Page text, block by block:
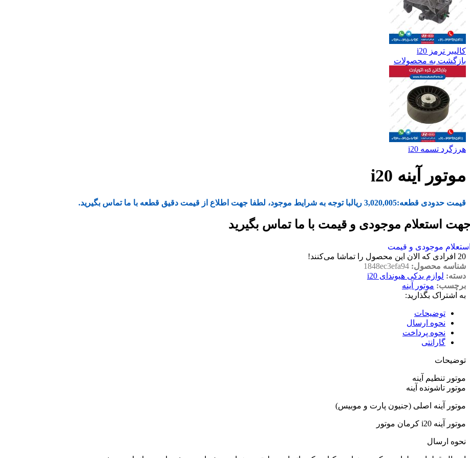
کالیبر ترمز i20
بازگشت به محصولات
هرزگرد تسمه i20
موتور آینه i20
قیمت حدودی قطعه:3,020,005 ریالبا توجه به شرایط موجود، لطفا جهت اطلاع از قیمت دقیق قطعه با ما تماس بگیرید.
استعلام موجودی و قیمت با ما تماس بگیرید
موجودی و قیمت
20 افرادی که الان این محصول را تماشا می‌کنند!
شناسه محصول: 1848ec3efa94
دسته: لوازم یدکی هیوندای i20
برچسب: موتور آینه
به اشتراک بگذارید:
توضیحات
نحوه ارسال
نحوه پرداخت
گارانتی
توضیحات
موتور تنطیم آینه
موتور تاشونده آینه
موتور آینه اصلی (جنیون پارت و موبیس)
موتور آینه i20 کرمان موتور
نحوه ارسال